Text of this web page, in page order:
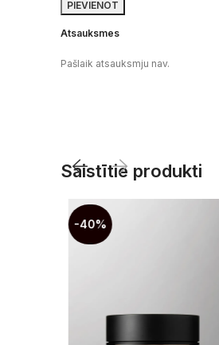
Atsauksmes
Pašlaik atsauksmju nav.
Saistītie produkti
-40%